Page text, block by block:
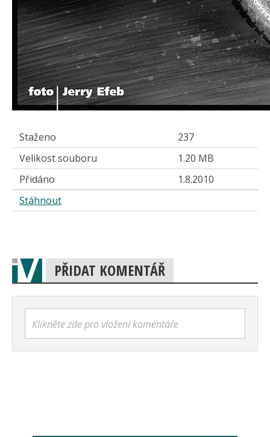
Staženo
237
Velikost souboru
1.20 MB
Přidáno
1.8.2010
Stáhnout
PŘIDAT KOMENTÁŘ
Klikněte zde pro vložení komentáře